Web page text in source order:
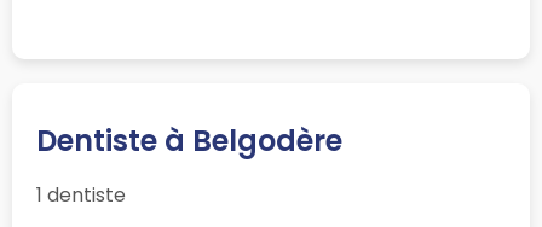
Dentiste à Belgodère
1 dentiste